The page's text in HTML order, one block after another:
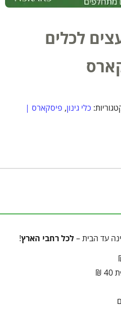
לכלים
כלי גינון, פיסקארס |
עד הבית –לכל רחבי הארץ!
₪